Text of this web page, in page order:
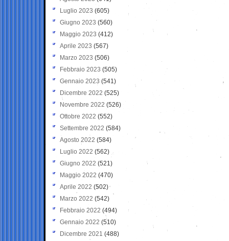
Luglio 2023 (605)
Giugno 2023 (560)
Maggio 2023 (412)
Aprile 2023 (567)
Marzo 2023 (506)
Febbraio 2023 (505)
Gennaio 2023 (541)
Dicembre 2022 (525)
Novembre 2022 (526)
Ottobre 2022 (552)
Settembre 2022 (584)
Agosto 2022 (584)
Luglio 2022 (562)
Giugno 2022 (521)
Maggio 2022 (470)
Aprile 2022 (502)
Marzo 2022 (542)
Febbraio 2022 (494)
Gennaio 2022 (510)
Dicembre 2021 (488)